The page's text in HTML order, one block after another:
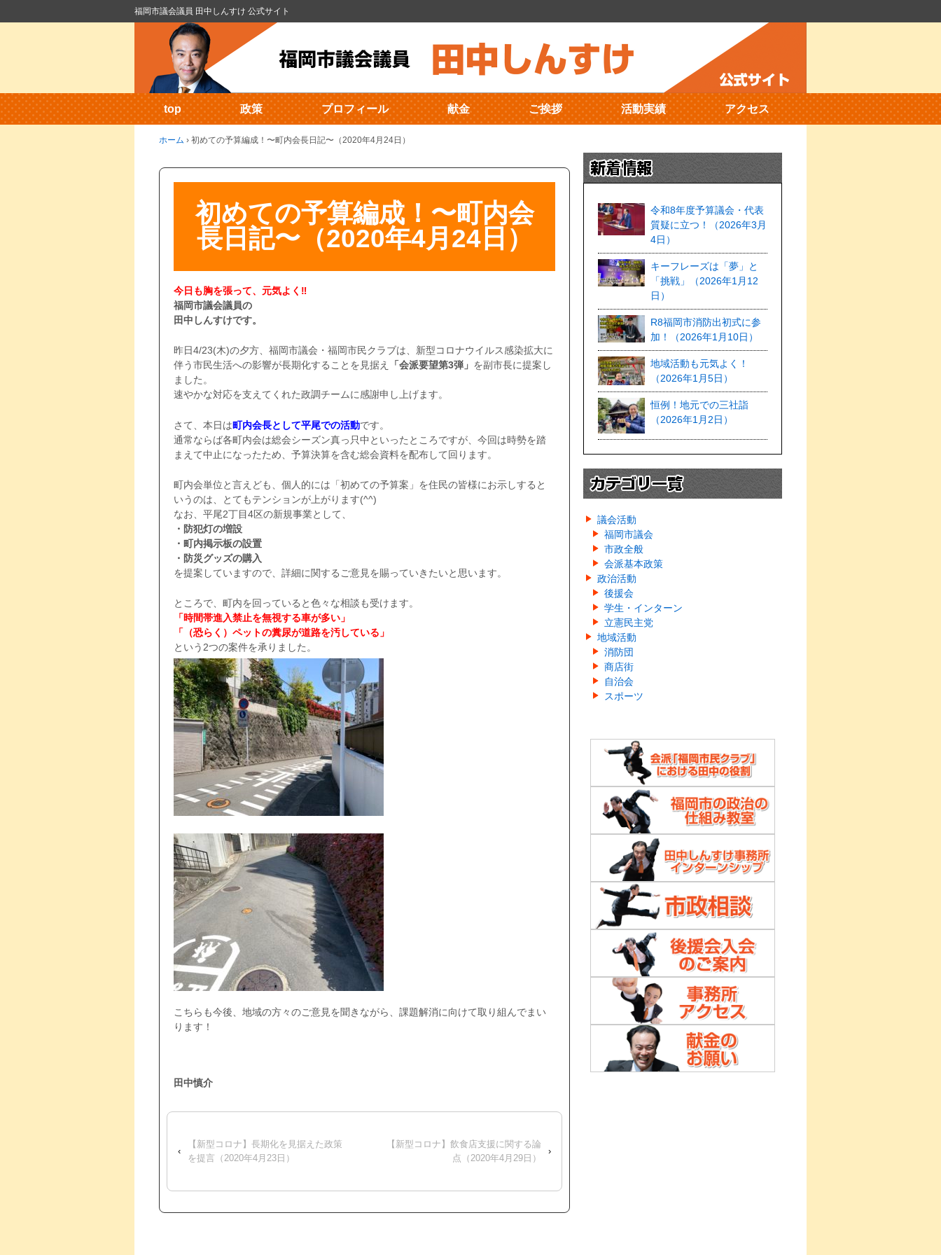
福岡市議会議員 田中しんすけ 公式サイト
top 政策 プロフィール 献金 ご挨拶 活動実績 アクセス
ホーム › 初めての予算編成！〜町内会長日記〜（2020年4月24日）
初めての予算編成！〜町内会
長日記〜（2020年4月24日）
今日も胸を張って、元気よく‼
福岡市議会議員の
田中しんすけです。
昨日4/23(木)の夕方、福岡市議会・福岡市民クラブは、新型コロナウイルス感染拡大に
伴う市民生活への影響が長期化することを見据え
「会派要望第3弾」 を副市長に提案し
ました。
速やかな対応を支えてくれた政調チームに感謝申し上げます。
さて、本日は町内会長として平尾での活動です。
通常ならば各町内会は総会シーズン真っ只中といったところですが、今回は時勢を踏
まえて中止になったため、予算決算を含む総会資料を配布して回ります。
町内会単位と言えども、個人的には「初めての予算案」を住民の皆様にお示しすると
いうのは、とてもテンションが上がります(^^)
なお、平尾2丁目4区の新規事業として、
・防犯灯の増設
・町内掲示板の設置
・防災グッズの購入
を提案していますので、詳細に関するご意見を賜っていきたいと思います。
ところで、町内を回っていると色々な相談も受けます。
「時間帯進入禁止を無視する車が多い」
「（恐らく）ペットの糞尿が道路を汚している」
という2つの案件を承りました。
こちらも今後、地域の方々のご意見を聞きながら、課題解消に向けて取り組んでまい
ります！
田中慎介
‹
【新型コロナ】長期化を見据えた政策
を提言（2020年4月23日）
【新型コロナ】飲食店支援に関する論
点（2020年4月29日）
›
令和8年度予算議会・代表
質疑に立つ！（2026年3月
4日）
キーフレーズは「夢」と
「挑戦」（2026年1月12
日）
R8福岡市消防出初式に参
加！（2026年1月10日）
地域活動も元気よく！
（2026年1月5日）
恒例！地元での三社詣
（2026年1月2日）
議会活動
福岡市議会
市政全般
会派基本政策
政治活動
後援会
学生・インターン
立憲民主党
地域活動
消防団
商店街
自治会
スポーツ